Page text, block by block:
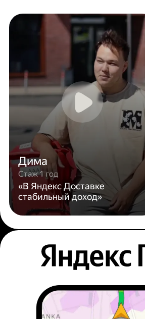
Дима
Стаж 1 год
«В Яндекс Доставке
стабильный доход»